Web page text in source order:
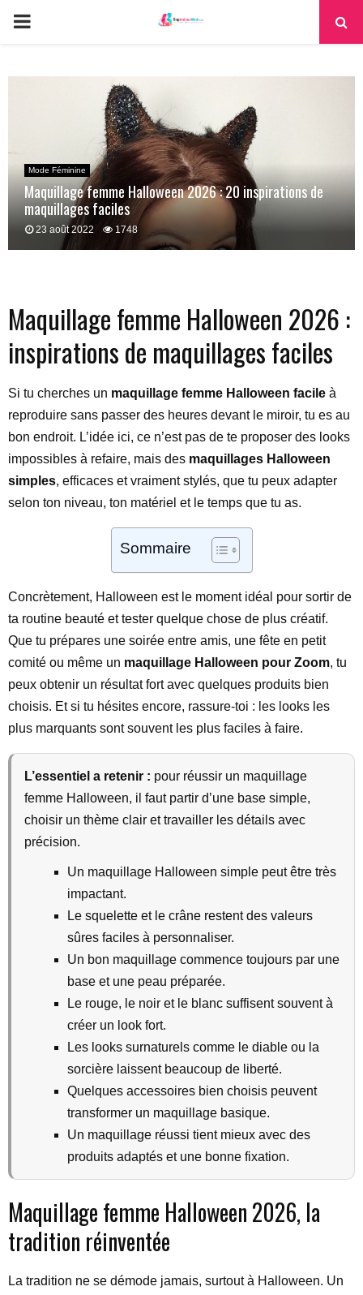
PRIMARY
Mode Féminine
Maquillage femme Halloween 2026 : 20 inspirations de
maquillages faciles
23 août 2022 1748
Maquillage femme Halloween 2026 :
inspirations de maquillages faciles
Si tu cherches un maquillage femme Halloween facile à
reproduire sans passer des heures devant le miroir, tu es au
bon endroit. L’idée ici, ce n’est pas de te proposer des looks
impossibles à refaire, mais des maquillages Halloween
simples, efficaces et vraiment stylés, que tu peux adapter
selon ton niveau, ton matériel et le temps que tu as.
Sommaire
Concrètement, Halloween est le moment idéal pour sortir de
ta routine beauté et tester quelque chose de plus créatif.
Que tu prépares une soirée entre amis, une fête en petit
comité ou même un maquillage Halloween pour Zoom, tu
peux obtenir un résultat fort avec quelques produits bien
choisis. Et si tu hésites encore, rassure-toi : les looks les
plus marquants sont souvent les plus faciles à faire.
L’essentiel a retenir : pour réussir un maquillage
femme Halloween, il faut partir d’une base simple,
choisir un thème clair et travailler les détails avec
précision.
Un maquillage Halloween simple peut être très
impactant.
Le squelette et le crâne restent des valeurs
sûres faciles à personnaliser.
Un bon maquillage commence toujours par une
base et une peau préparée.
Le rouge, le noir et le blanc suffisent souvent à
créer un look fort.
Les looks surnaturels comme le diable ou la
sorcière laissent beaucoup de liberté.
Quelques accessoires bien choisis peuvent
transformer un maquillage basique.
Un maquillage réussi tient mieux avec des
produits adaptés et une bonne fixation.
Maquillage femme Halloween 2026, la
tradition réinventée
La tradition ne se démode jamais, surtout à Halloween. Un